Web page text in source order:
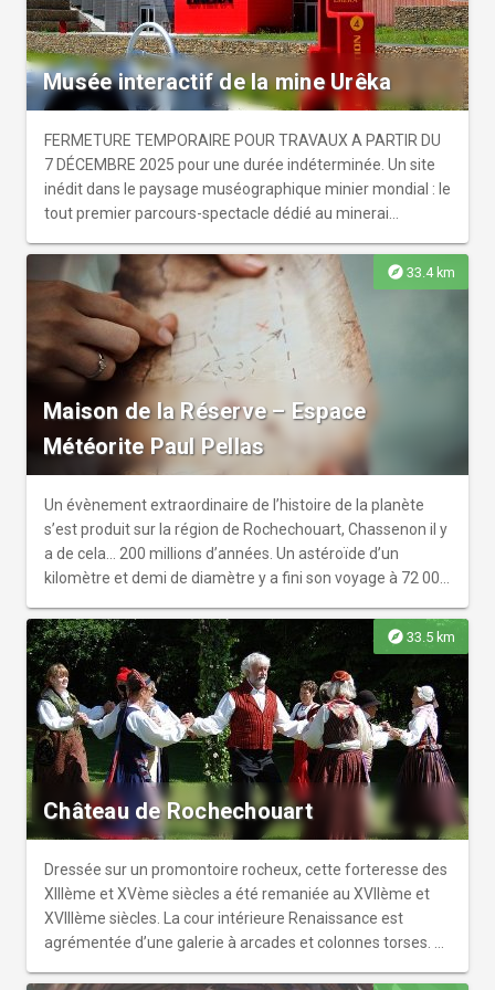
Musée interactif de la mine Urêka
FERMETURE TEMPORAIRE POUR TRAVAUX A PARTIR DU
7 DÉCEMBRE 2025 pour une durée indéterminée. Un site
inédit dans le paysage muséographique minier mondial : le
tout premier parcours-spectacle dédié au minerai
spectaculaire, interactif et ludique au plus profond du
minerai. L'aventure de l'uranium qui a conduit l’homme à
le découvrir, le comprendre, l’extraire et l'utiliser. Spectacle
cinématographique en relief, excursion spatiotemporelle
dans les profondeurs de l’exploitation minière. A
l’extérieur un parc aux machines, avec une étonnante
mise en scène des engins miniers.
explore 33.4 km
Maison de la Réserve – Espace
Météorite Paul Pellas
Un évènement extraordinaire de l’histoire de la planète
s’est produit sur la région de Rochechouart, Chassenon il y
a de cela… 200 millions d’années. Un astéroïde d’un
kilomètre et demi de diamètre y a fini son voyage à 72 000
d'exposition permanente, avec des offres d'animation
développées autour de nombreux thèmes : le système
solaire, les météorites, les effets et les conséquences des
chutes de ces objets, les cratères d'impact mondiaux, le
cratère français l’Astroblème de Rochechouart-
Chassenon. Sur environ 150 m², des échantillons de
roches et de météorites, des panneaux didactiques, des
maquettes, des bornes informatiques et des projections
vidéo viennent vous aider à mieux cerner les sujets et
lorsque vous repartez, vous pouvez passer par une petite
boutique.
explore 33.5 km
Château de Rochechouart
Dressée sur un promontoire rocheux, cette forteresse des
XIIIème et XVème siècles a été remaniée au XVIIème et
XVIIIème siècles. La cour intérieure Renaissance est
agrémentée d’une galerie à arcades et colonnes torses. A